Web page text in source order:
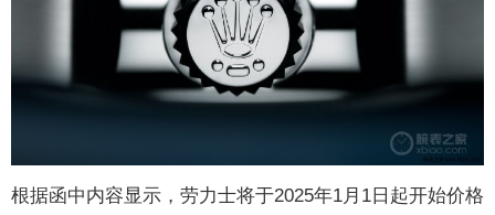
根据函中内容显示，劳力士将于2025年1月1日起开始价格